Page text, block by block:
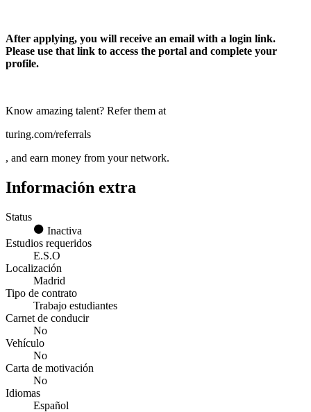
After applying, you will receive an email with a login link.
Please use that link to access the portal and complete your
profile.
Know amazing talent? Refer them at
turing.com/referrals
, and earn money from your network.
Información extra
Status
Inactiva
Estudios requeridos
E.S.O
Localización
Madrid
Tipo de contrato
Trabajo estudiantes
Carnet de conducir
No
Vehículo
No
Carta de motivación
No
Idiomas
Español